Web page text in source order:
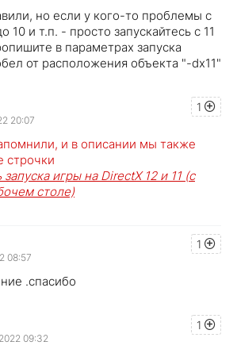
но если у кого-то проблемы с
10 и т.п. - просто запускайтесь с 11
в параметрах запуска
от расположения объекта "-dx11"
1
20:07
и в описании мы также
строчки
игры на DirectX 12 и 11 (с
столе)
1
08:57
.спасибо
1
09:32